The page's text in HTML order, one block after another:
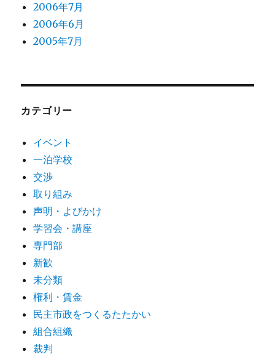
2006年7月
2006年6月
2005年7月
カテゴリー
イベント
一泊学校
交渉
取り組み
声明・よびかけ
学習会・講座
専門部
新歓
未分類
権利・賃金
民主市政をつくるたたかい
組合組織
裁判